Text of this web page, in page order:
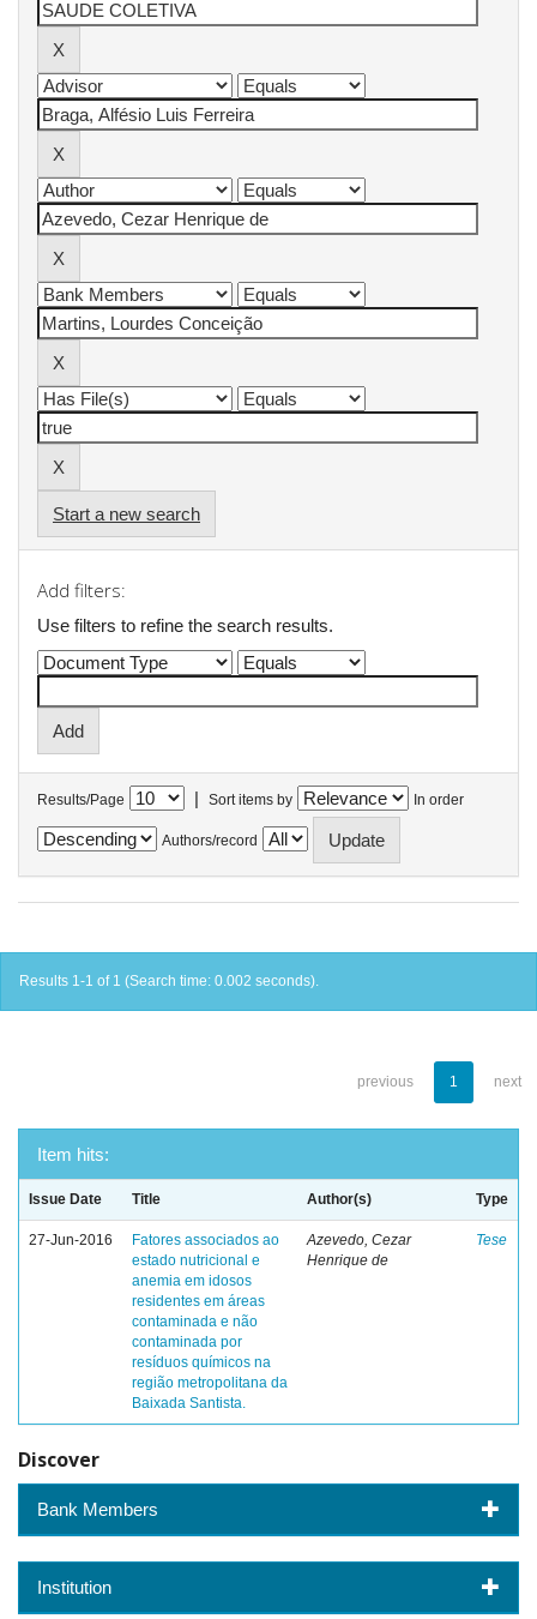
Start a new search
Add filters:
Use filters to refine the search results.
Results/Page | Sort items by In order
Authors/record
Results 1-1 of 1 (Search time: 0.002 seconds).
previous 1 next
Item hits:
Issue Date Title Author(s) Type
27-Jun-2016
Fatores associados ao
estado nutricional e
anemia em idosos
residentes em áreas
contaminada e não
contaminada por
resíduos químicos na
região metropolitana da
Baixada Santista.
Azevedo, Cezar
Henrique de
Tese
Discover
Bank Members
Institution